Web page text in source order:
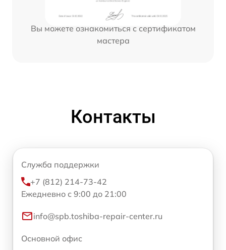
Вы можете ознакомиться с сертификатом
мастера
Контакты
Служба поддержки
+7 (812) 214-73-42
Ежедневно с 9:00 до 21:00
info@spb.toshiba-repair-center.ru
Основной офис